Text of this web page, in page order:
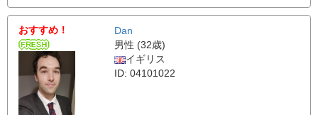
おすすめ！
Dan
男性 (32歳)
イギリス
ID: 04101022